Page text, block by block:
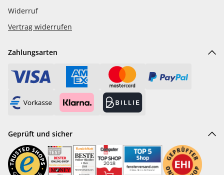
Widerruf
Vertrag widerrufen
Zahlungsarten
Geprüft und sicher